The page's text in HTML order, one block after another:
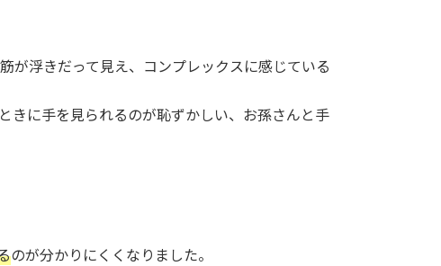
が浮きだって見え、コンプレックスに感じている
きに手を見られるのが恥ずかしい、お孫さんと手
のが分かりにくくなりました。